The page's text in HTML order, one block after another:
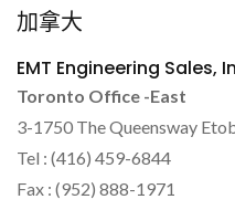
加拿大
EMT Engineering Sales,
Toronto Office -East
3-1750 The Queensway
Tel : (416) 459-6844
Fax : (952) 888-1971